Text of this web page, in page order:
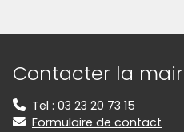
Contacter la
Tel : 03 23 20 73 15
Formulaire de contact